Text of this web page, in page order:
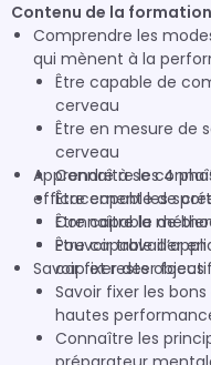
Contenu de la formation
Comprendre les
qui mènent à la
Être capable de
cerveau
Être en mesure de
cerveau
Connaître les 4
Être capable de
Connaître la
Être capable
cap et rester focus
Apprendre à se
efficacement les
Être capable de
Pouvoir travailler
Savoir fixer des
Savoir fixer les
hautes
Connaître les